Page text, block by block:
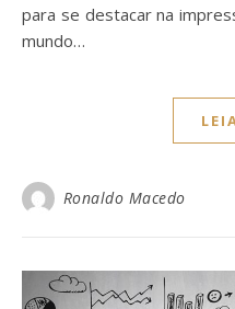
para se destacar na
mundo…
Ronaldo Macedo